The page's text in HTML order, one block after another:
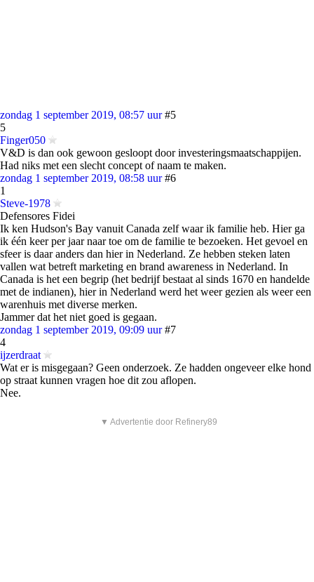
zondag 1 september 2019, 08:57 uur #5
5
Finger050
V&D is dan ook gewoon gesloopt door investeringsmaatschappijen.
Had niks met een slecht concept of naam te maken.
zondag 1 september 2019, 08:58 uur #6
1
Steve-1978
Defensores Fidei
Ik ken Hudson's Bay vanuit Canada zelf waar ik familie heb. Hier ga
ik één keer per jaar naar toe om de familie te bezoeken. Het gevoel en
sfeer is daar anders dan hier in Nederland. Ze hebben steken laten
vallen wat betreft marketing en brand awareness in Nederland. In
Canada is het een begrip (het bedrijf bestaat al sinds 1670 en handelde
met de indianen), hier in Nederland werd het weer gezien als weer een
warenhuis met diverse merken.
Jammer dat het niet goed is gegaan.
zondag 1 september 2019, 09:09 uur #7
4
ijzerdraat
Wat er is misgegaan? Geen onderzoek. Ze hadden ongeveer elke hond
op straat kunnen vragen hoe dit zou aflopen.
Nee.
▼ Advertentie door Refinery89